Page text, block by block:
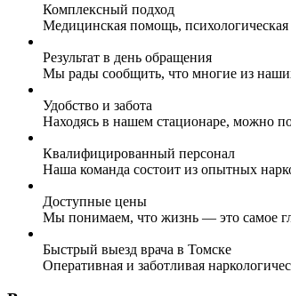
Комплексный подход
Медицинская помощь,
Результат в день обращения
Мы рады сообщить, что многие из
Удобство и забота
Находясь в нашем стационаре, можно
Квалифицированный персонал
Наша команда состоит из опытных
Доступные цены
Мы понимаем, что жизнь — это самое
Быстрый выезд врача в Томске
Оперативная и заботливая